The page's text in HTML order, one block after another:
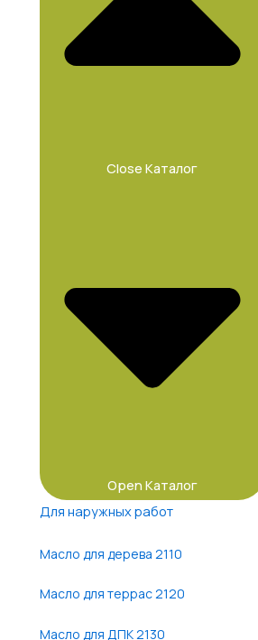
Close Каталог
Open Каталог
Для наружных работ
Масло для дерева 2110
Масло для террас 2120
Масло для ДПК 2130